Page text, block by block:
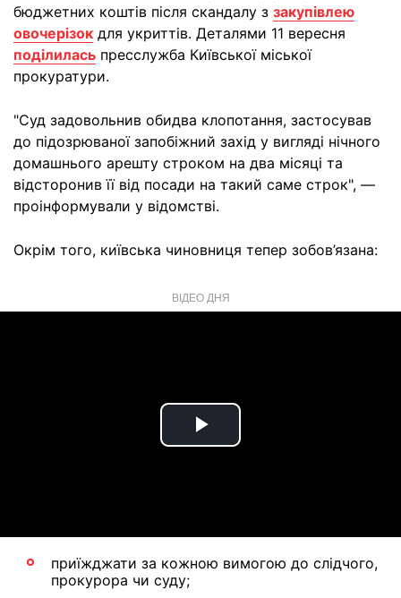
бюджетних коштів після скандалу з закупівлею
овочерізок для укриттів. Деталями 11 вересня
поділилась пресслужба Київської міської
прокуратури.
"Суд задовольнив обидва клопотання, застосував
до підозрюваної запобіжний захід у вигляді нічного
домашнього арешту строком на два місяці та
відсторонив її від посади на такий саме строк", —
проінформували у відомстві.
Окрім того, київська чиновниця тепер зобов’язана:
ВІДЕО ДНЯ
Play
приїжджати за кожною вимогою до слідчого,
прокурора чи суду;